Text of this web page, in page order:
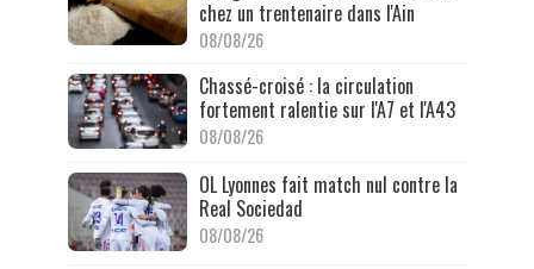
chez un trentenaire dans l'Ain
08/08/26
Chassé-croisé : la circulation
fortement ralentie sur l'A7 et l'A43
08/08/26
OL Lyonnes fait match nul contre la
Real Sociedad
08/08/26